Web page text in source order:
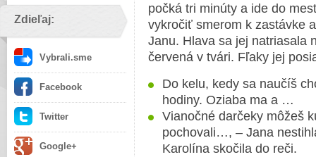
Zdieľaj:
Vybrali.sme
Facebook
Twitter
Google+
počká tri minúty a ide do
vykročiť smerom k zastávke
Janu. Hlava sa jej natriasala
červená v tvári. Fľaky jej
Do kelu, kedy sa naučíš
hodiny. Oziaba ma a …
Vianočné darčeky môžeš
pochovali…, – Jana
Karolína skočila do reči.